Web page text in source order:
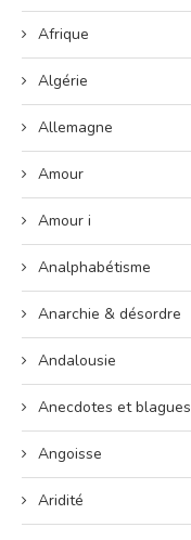
Afrique
Algérie
Allemagne
Amour
Amour i
Analphabétisme
Anarchie & désordre
Andalousie
Anecdotes et blagues
Angoisse
Aridité